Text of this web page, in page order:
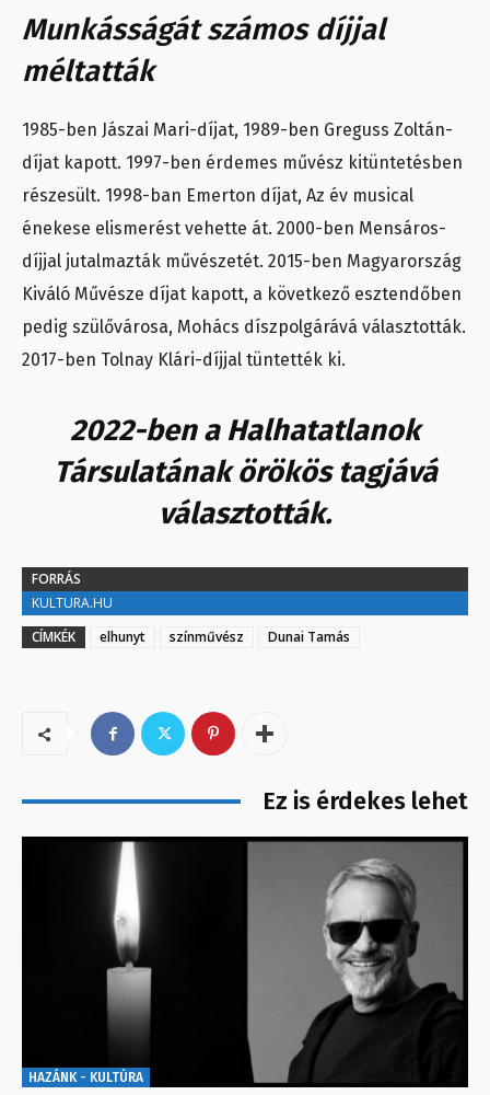
Munkásságát számos díjjal
méltatták
1985-ben Jászai Mari-díjat, 1989-ben Greguss Zoltán-
díjat kapott. 1997-ben érdemes művész kitüntetésben
részesült. 1998-ban Emerton díjat, Az év musical
énekese elismerést vehette át. 2000-ben Mensáros-
díjjal jutalmazták művészetét. 2015-ben Magyarország
Kiváló Művésze díjat kapott, a következő esztendőben
pedig szülővárosa, Mohács díszpolgárává választották.
2017-ben Tolnay Klári-díjjal tüntették ki.
2022-ben a Halhatatlanok
Társulatának örökös tagjává
választották.
FORRÁS
KULTURA.HU
CÍMKÉK
elhunyt színművész Dunai Tamás
Ez is érdekes lehet
HAZÁNK - KULTÚRA